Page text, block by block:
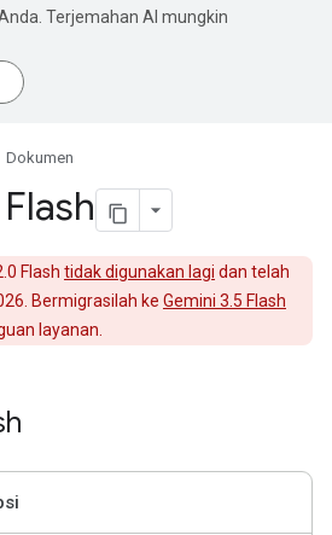
Terjemahan AI mungkin
Dokumen
Flash tidak digunakan lagi dan telah
Bermigrasilah ke Gemini 3.5 Flash
layanan.